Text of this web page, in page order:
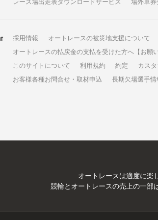
レース場出走表ダウンロードサービス 場外車券
採用情報 オートレースの被災地支援について
オートレースの払戻金の支払を受けた方へ【お願い
このサイトについて
利用規約 約定 カス
お客様各種お問合せ・取材申込
長期欠場選手情
オートレースは適度に楽
競輪とオートレースの売上の一部